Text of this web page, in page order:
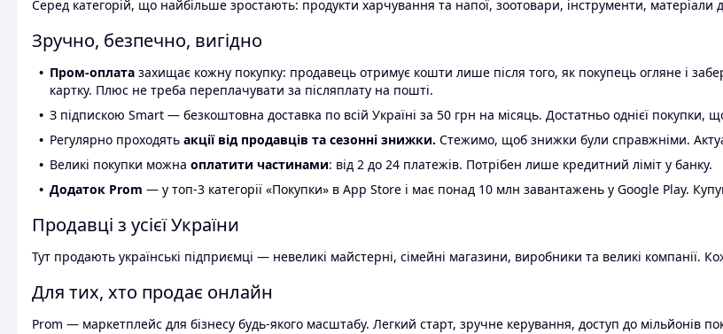
Серед категорій, що найбільше зростають: продукти харчування та напої, зоотовари, інструменти, матеріали
Зручно, безпечно, вигідно
Пром-оплата захищає кожну покупку: продавець отримує кошти лише після того, як покупець огляне і
картку. Плюс не треба переплачувати за післяплату на пошті.
З підпискою Smart — безкоштовна доставка по всій Україні за 50 грн на місяць. Достатньо однієї покупки,
Регулярно проходять акції від продавців та сезонні знижки. Стежимо, щоб знижки були справжніми.
Великі покупки можна оплатити частинами: від 2 до 24 платежів. Потрібен лише кредитний ліміт у банку.
Додаток Prom — у топ-3 категорії «Покупки» в App Store і має понад 10 млн завантажень у Google Play.
Продавці з усієї України
Тут продають українські підприємці — невеликі майстерні, сімейні магазини, виробники та великі компанії.
Для тих, хто продає онлайн
Prom — маркетплейс для бізнесу будь-якого масштабу. Легкий старт, зручне керування, доступ до мільйонів